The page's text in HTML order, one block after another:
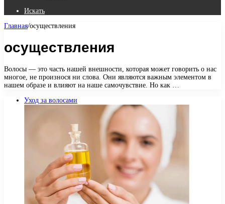
Искать
Главная/осуществления
осуществления
Волосы — это часть нашей внешности, которая может говорить о нас
многое, не произнося ни слова. Они являются важным элементом в
нашем образе и влияют на наше самочувствие. Но как …
Уход за волосами